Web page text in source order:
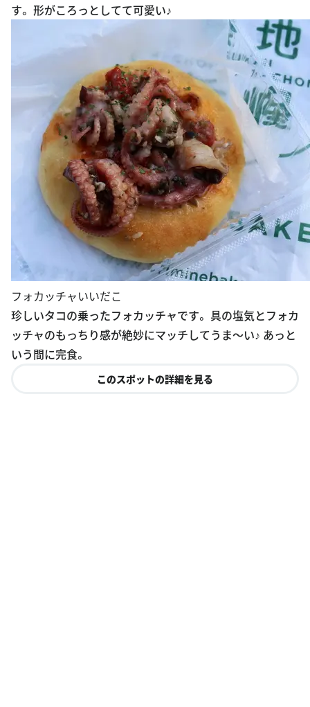
す。 形がころっとしてて可愛い♪
フォカッチャいいだこ
珍しいタコの乗ったフォカッチャです。 具の塩気とフォカ
ッチャのもっちり感が絶妙にマッチしてうま〜い♪ あっと
いう間に完食。
このスポットの詳細を見る